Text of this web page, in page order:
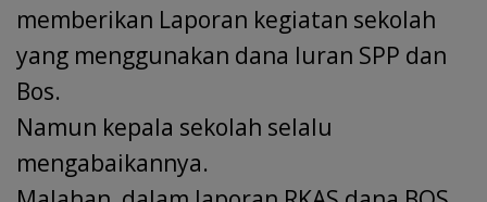
memberikan Laporan kegiatan sekolah
yang menggunakan dana Iuran SPP dan
Bos.
Namun kepala sekolah selalu
mengabaikannya.